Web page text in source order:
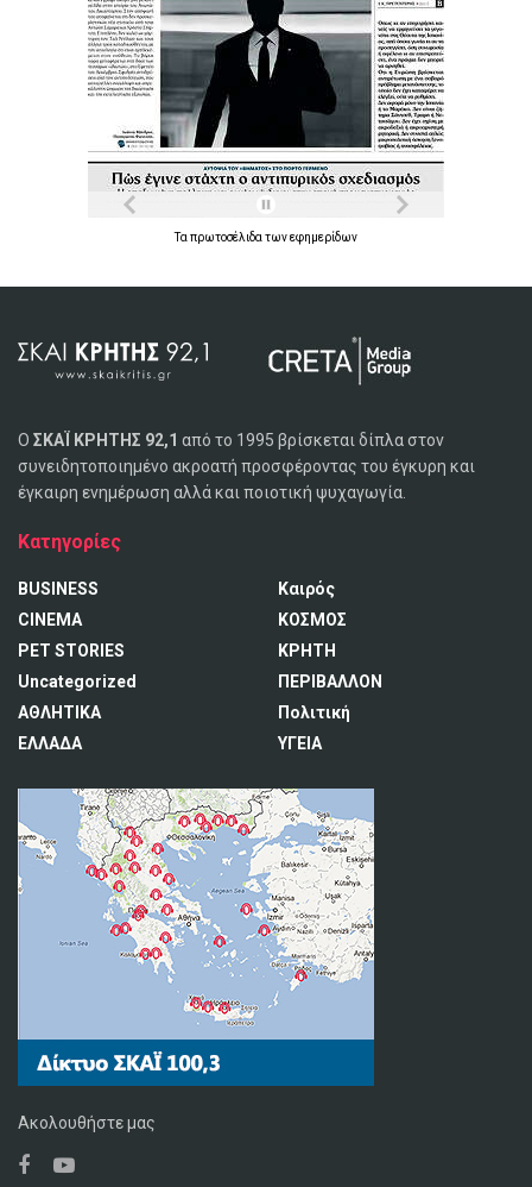
Ταπρωτοσέλιδατωνεφημερίδων
Ο ΣΚΑΪ ΚΡΗΤΗΣ 92,1 από το 1995 βρίσκεται δίπλα στον
συνειδητοποιημένο ακροατή προσφέροντας του έγκυρη και
έγκαιρη ενημέρωση αλλά και ποιοτική ψυχαγωγία.
Κατηγορίες
BUSINESS
CINEMA
PET STORIES
Uncategorized
ΑΘΛΗΤΙΚΑ
ΕΛΛΑΔΑ
Καιρός
ΚΟΣΜΟΣ
ΚΡΗΤΗ
ΠΕΡΙΒΑΛΛΟΝ
Πολιτική
ΥΓΕΙΑ
Ακολουθήστε μας